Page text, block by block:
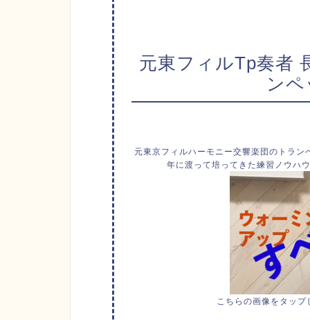
元東フィルTp奏者
ン
元東京フィルハーモニー交響楽団のトラン
年に渡って培ってきた練習ノウハ
こちらの画像をタッ